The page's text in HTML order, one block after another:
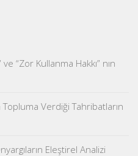
“Zor Kullanma Hakkı” nın
Verdiği Tahribatların
Eleştirel Analizi